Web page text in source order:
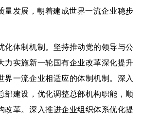
量发展，朝着建成世界一流企业稳步
体制机制。 坚持推动党的领导与公
力实施新一轮国有企业改革深化提升
界一流企业相适应的体制机制。深入
部建设，优化调整总部机构职能，顺
改革。深入推进企业组织体系优化提